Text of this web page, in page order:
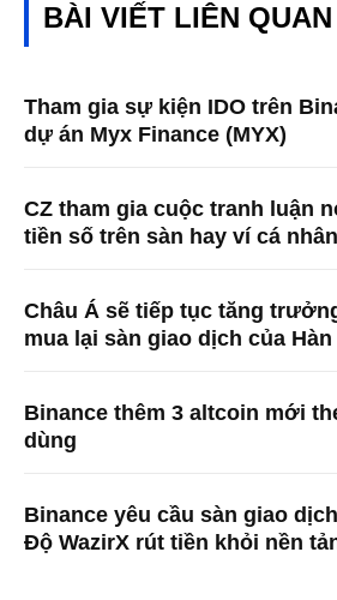
BÀI VIẾT LIÊN QUAN
Tham gia sự kiện IDO trên
dự án Myx Finance (MYX)
CZ tham gia cuộc tranh luận
tiền số trên sàn hay ví cá
Châu Á sẽ tiếp tục tăng
mua lại sàn giao dịch của
Binance thêm 3 altcoin mới
dùng
Binance yêu cầu sàn giao
Độ WazirX rút tiền khỏi nền